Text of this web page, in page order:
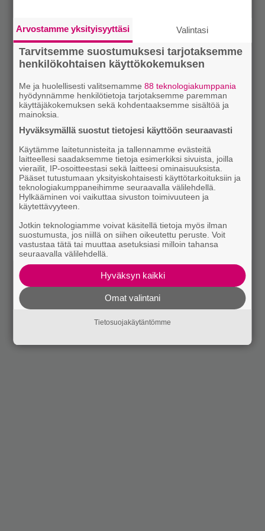
Arvostamme yksityisyyttäsi Valintasi
Tarvitsemme suostumuksesi tarjotaksemme
henkilökohtaisen käyttökokemuksen
Me ja huolellisesti valitsemamme88 teknologiakumppania
hyödynnämme henkilötietoja tarjotaksemme paremman
käyttäjäkokemuksen sekä kohdentaaksemme sisältöä ja
mainoksia.
Hyväksymällä suostut tietojesi käyttöön seuraavasti
Käytämme laitetunnisteita ja tallennamme evästeitä
laitteellesi saadaksemme tietoja esimerkiksi sivuista, joilla
vierailit, IP-osoitteestasi sekä laitteesi ominaisuuksista.
Pääset tutustumaan yksityiskohtaisesti käyttötarkoituksiin ja
teknologiakumppaneihimme seuraavalla välilehdellä.
Hylkääminen voi vaikuttaa sivuston toimivuuteen ja
käytettävyyteen.
Jotkin teknologiamme voivat käsitellä tietoja myös ilman
suostumusta, jos niillä on siihen oikeutettu peruste. Voit
vastustaa tätä tai muuttaa asetuksiasi milloin tahansa
seuraavalla välilehdellä.
Hyväksyn kaikki
Omat valintani
Tietosuojakäytäntömme